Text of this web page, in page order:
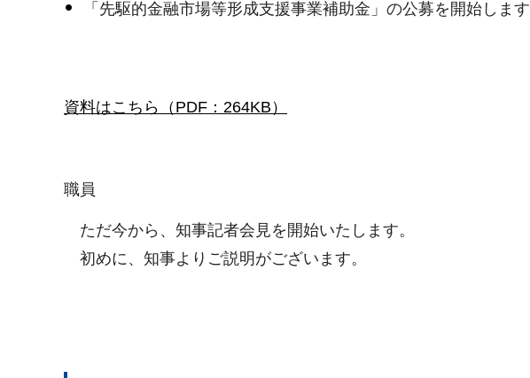
「先駆的金融市場等形成支援事業補助金」の公募を開始します
資料はこちら（PDF：264KB）
職員
ただ今から、知事記者会見を開始いたします。
初めに、知事よりご説明がございます。